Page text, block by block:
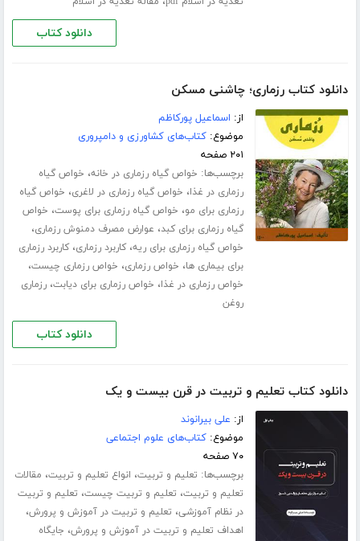
دانلود کتاب
دانلود کتاب رزماری؛ چاشنی مسکن
از: اسماعیل پورکاظم
موضوع:کتاب‌های کشاورزی و دامپروری
۲۰۱ صفحه
برچسب‌ها: خواص گیاه رزماری در خانه، خواص گیاه
رزماری در غذا، خواص گیاه رزماری در لاغری، خواص گیاه
رزماری برای مو، خواص گیاه رزماری برای پوست، خواص
گیاه رزماری برای کبد، عوارض مصرف دمنوش رزماری،
خواص گیاه رزماری برای ریه،کاربرد رزماری،کاربرد رزماری
برای بیماری ها، خواص رزماری، خواص رزماری چیست،
خواص رزماری در غذا، خواص رزماری برای دیابت،رزماری
روغن
دانلود کتاب
دانلود کتاب تعلیم و تربیت در قرن بیست و یک
از: علی بیرانوند
موضوع:کتاب‌های علوم اجتماعی
۷۰ صفحه
برچسب‌ها: تعلیم و تربیت، انواع تعلیم و تربیت، مقالات
تعلیم و تربیت، تعلیم و تربیت چیست، تعلیم و تربیت
در نظام آموزشی، تعلیم و تربیت در آموزش و پرورش،
اهداف تعلیم و تربیت در آموزش و پرورش، جایگاه